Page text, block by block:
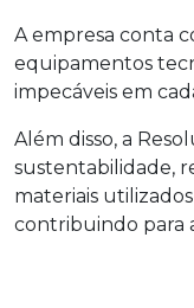
A empresa conta
equipamentos
impecáveis em
Além disso, a
sustentabilidade,
materiais
contribuindo para